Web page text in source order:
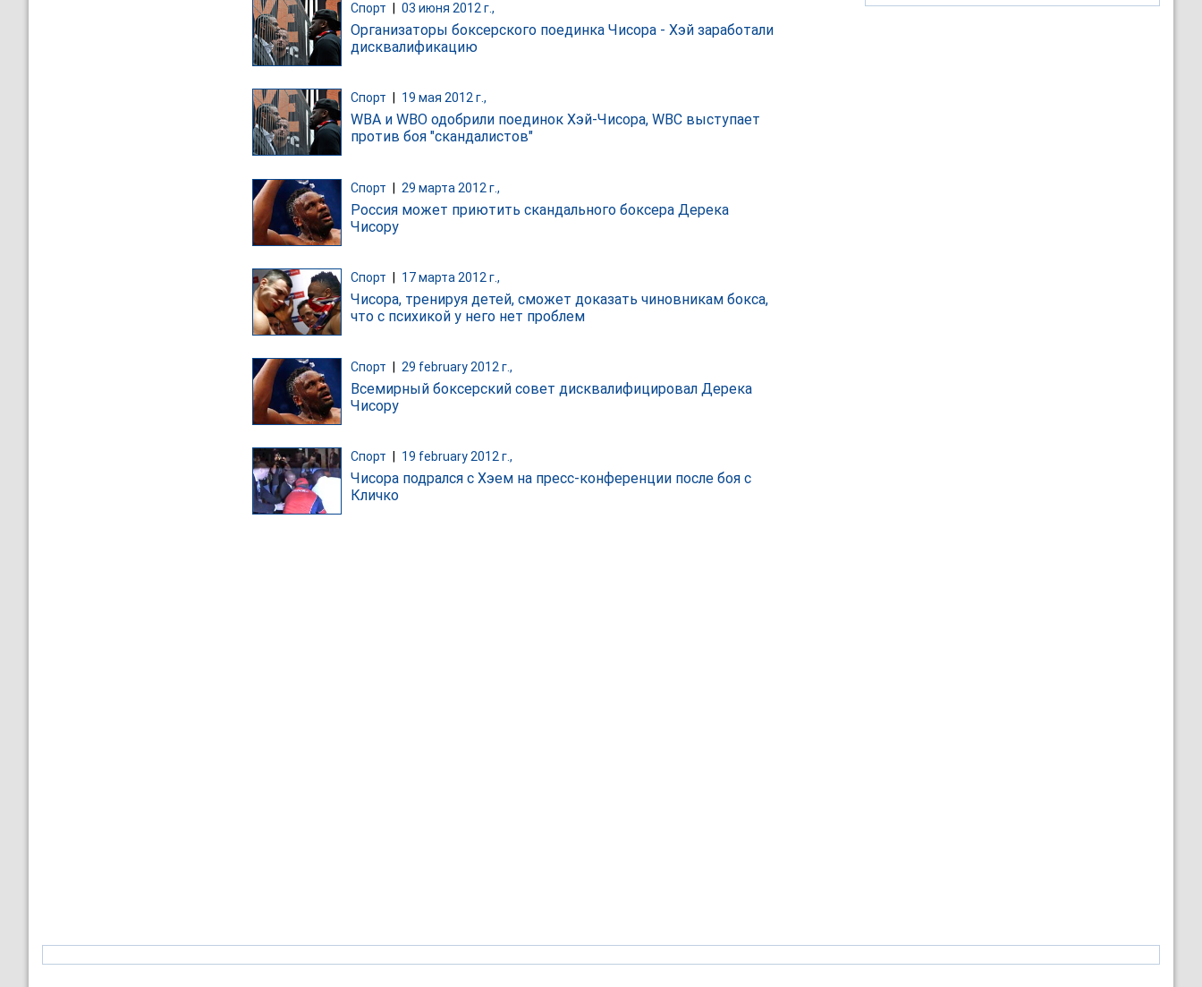
Спорт 03 июня 2012 г.,
Организаторы боксерского поединка Чисора - Хэй заработали
дисквалификацию
Спорт 19 мая 2012 г.,
WBA и WBO одобрили поединок Хэй-Чисора, WBC выступает
против боя "скандалистов"
Спорт | 29 марта 2012 г.,
Россия может приютить скандального боксера Дерека
Чисору
Спорт 17 марта 2012 г.,
Чисора, тренируя детей, сможет доказать чиновникам бокса,
что с психикой у него нет проблем
Спорт 29 february 2012 г.,
Всемирный боксерский совет дисквалифицировал Дерека
Чисору
Спорт 19 february 2012 г.,
Чисора подрался с Хэем на пресс-конференции после боя с
Кличко